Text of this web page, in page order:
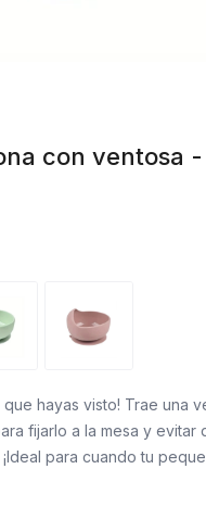
con ventosa
que hayas visto! Trae una
fijarlo a la mesa y evitar
para cuando tu